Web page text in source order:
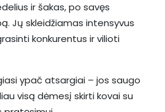
ir šakas, po savęs
Jų skleidžiamas intensyvus
konkurentus ir vilioti
ypač atsargiai – jos saugo
visą dėmesį skirti kovai su